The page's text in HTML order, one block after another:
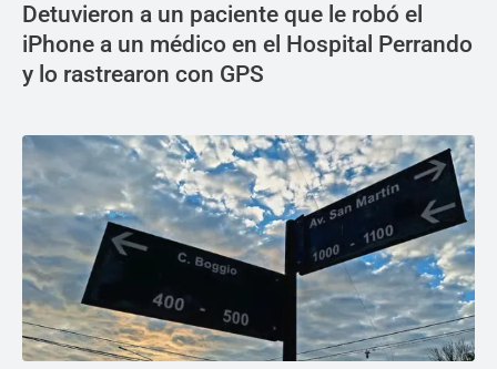
Detuvieron a un paciente que le robó el
iPhone a un médico en el Hospital Perrando
y lo rastrearon con GPS